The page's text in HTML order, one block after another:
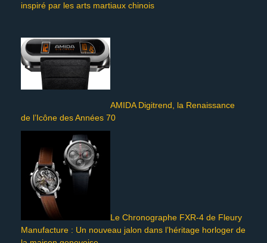
inspiré par les arts martiaux chinois
AMIDA Digitrend, la Renaissance
de l’Icône des Années 70
Le Chronographe FXR-4 de Fleury
Manufacture : Un nouveau jalon dans l’héritage horloger de